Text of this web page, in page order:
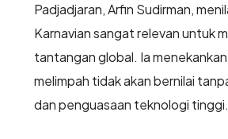
Padjadjaran, Arfin Sudirman,
Karnavian sangat relevan untuk
tantangan global. Ia
melimpah tidak akan bernilai
dan penguasaan teknologi tinggi.